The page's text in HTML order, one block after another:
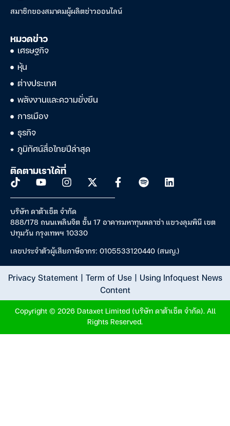
สมาชิกของสมาคมผู้ผลิตข่าวออนไลน์
หมวดข่าว
เศรษฐกิจ
หุ้น
ต่างประเทศ
พลังงานและความยั่งยืน
การเมือง
ธุรกิจ
ภูมิทัศน์สื่อไทยปีล่าสุด
ติดตามเราได้ที่
บริษัท ดาต้าเซ็ต จำกัด
888/178 ถนนเพลินจิต ชั้น 17 อาคารมหาทุนพลาซ่า แขวงลุมพินี เขต
ปทุมวัน กรุงเทพฯ 10330
เลขประจำตัวผู้เสียภาษีอากร: 0105533120440 (สนญ.)
Privacy Statement| Term of Use| Using Infoquest News
Content
Copyright © 2026 Dataxet Limited (บริษัท ดาต้าเซ็ต จำกัด). All
Rights Reserved.